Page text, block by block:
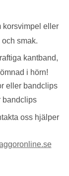
korsvimpel eller
smak.
kantband,
i hörn!
eller bandclips
bandclips
oss hjälper